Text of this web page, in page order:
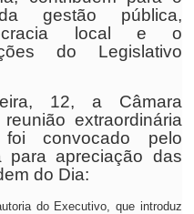
gestão pública,
local e o
do Legislativo
12, a Câmara
extraordinária
convocado pelo
para apreciação das
do Dia:
do Executivo, que introduz